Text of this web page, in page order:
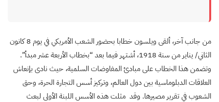
من جانب آخر، ألقى ويلسون خطابا بحضور الشعب الأمريكي في يوم 8 كانون
الثاني/ يناير من سنة 1918، أشتهر فيما بعد “بخطاب الأربعة عشر مبدأ”.
وتضمن هذا الخطاب على مبادئ المفاوضات السلمية، حيث نادى بإنعاش
العلاقات الدبلوماسية بين دول العالم، وتركيز أسس التجارة الحرة، وحق
الشعوب في تقرير مصيرها. وقد مثلت هذه الأسس اللبنة الأولى لبعث